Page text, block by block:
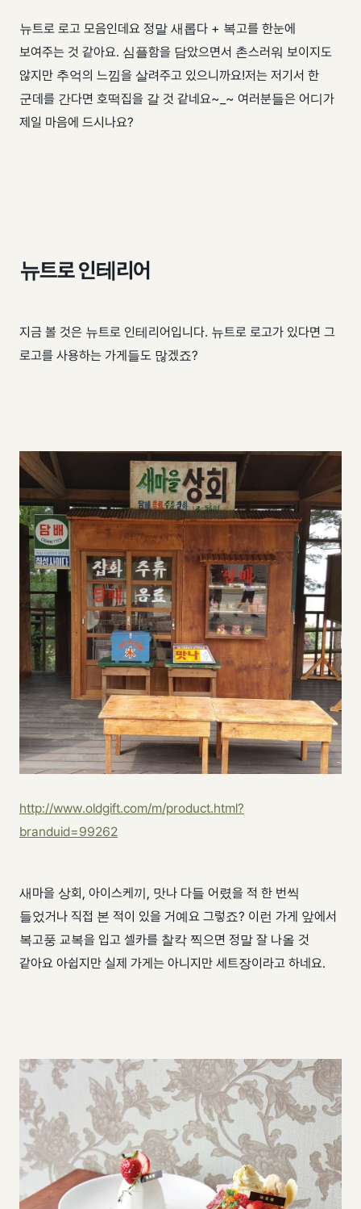
뉴트로 로고 모음인데요 정말 새롭다 + 복고를 한눈에
보여주는 것 같아요. 심플함을 담았으면서 촌스러워 보이지도
않지만 추억의 느낌을 살려주고 있으니까요! ​ 저는 저기서 한
군데를 간다면 호떡집을 갈 것 같네요~_~ 여러분들은 어디가
제일 마음에 드시나요?
뉴트로 인테리어
지금 볼 것은 뉴트로 인테리어입니다. 뉴트로 로고가 있다면 그
로고를 사용하는 가게들도 많겠죠?
http://www.oldgift.com/m/product.html?
branduid=99262
새마을 상회, 아이스케끼, 맛나 다들 어렸을 적 한 번씩
들었거나 직접 본 적이 있을 거예요 그렇죠? 이런 가게 앞에서
복고풍 교복을 입고 셀카를 찰칵 찍으면 정말 잘 나올 것
같아요 아쉽지만 실제 가게는 아니지만 세트장이라고 하네요.